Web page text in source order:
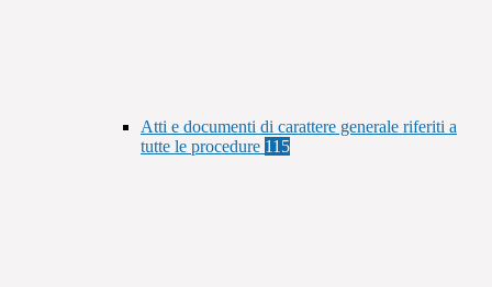
Atti e documenti di carattere generale riferiti a
tutte le procedure 115